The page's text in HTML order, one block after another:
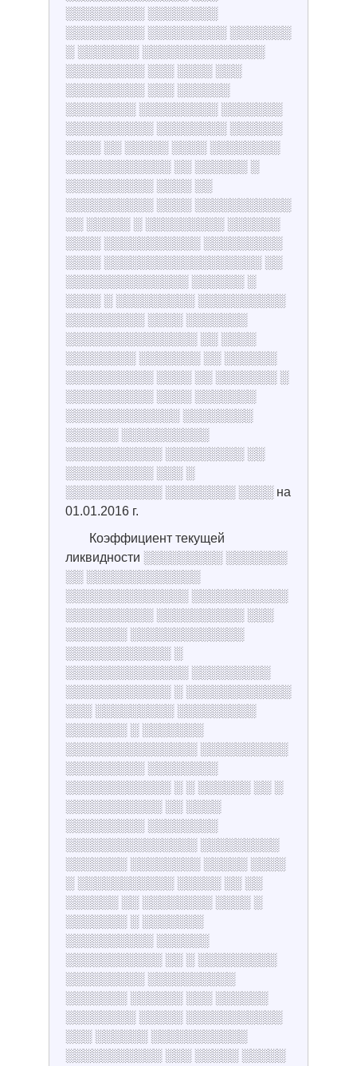
░░░░░░░░░ ░░░░░░░░
░░░░░░░░░ ░░░░░░░░░ ░░░░░░░
░ ░░░░░░░ ░░░░░░░░░░░░░░
░░░░░░░░░ ░░░ ░░░░ ░░░
░░░░░░░░░ ░░░ ░░░░░░
░░░░░░░░ ░░░░░░░░░ ░░░░░░░
░░░░░░░░░░ ░░░░░░░░ ░░░░░░
░░░░ ░░ ░░░░░ ░░░░ ░░░░░░░░
░░░░░░░░░░░░ ░░ ░░░░░░ ░
░░░░░░░░░░ ░░░░ ░░
░░░░░░░░░░ ░░░░ ░░░░░░░░░░░
░░ ░░░░░ ░ ░░░░░░░░░ ░░░░░░
░░░░ ░░░░░░░░░░░ ░░░░░░░░░
░░░░ ░░░░░░░░░░░░░░░░░░ ░░
░░░░░░░░░░░░░░ ░░░░░░ ░
░░░░ ░ ░░░░░░░░░ ░░░░░░░░░░
░░░░░░░░░ ░░░░ ░░░░░░░
░░░░░░░░░░░░░░░ ░░ ░░░░
░░░░░░░░ ░░░░░░░ ░░ ░░░░░░
░░░░░░░░░░ ░░░░ ░░ ░░░░░░░ ░
░░░░░░░░░░ ░░░░ ░░░░░░░
░░░░░░░░░░░░░ ░░░░░░░░
░░░░░░ ░░░░░░░░░░
░░░░░░░░░░░ ░░░░░░░░░ ░░
░░░░░░░░░░ ░░░ ░
░░░░░░░░░░░ ░░░░░░░░ ░░░░ на
01.01.2016 г.
Коэффициент текущей
ликвидности ░░░░░░░░░ ░░░░░░░
░░ ░░░░░░░░░░░░░
░░░░░░░░░░░░░░ ░░░░░░░░░░░
░░░░░░░░░░ ░░░░░░░░░░ ░░░
░░░░░░░ ░░░░░░░░░░░░░
░░░░░░░░░░░░ ░
░░░░░░░░░░░░░░ ░░░░░░░░░
░░░░░░░░░░░░ ░ ░░░░░░░░░░░░
░░░ ░░░░░░░░░ ░░░░░░░░░
░░░░░░░ ░ ░░░░░░░
░░░░░░░░░░░░░░░ ░░░░░░░░░░
░░░░░░░░░ ░░░░░░░░
░░░░░░░░░░░░ ░ ░ ░░░░░░ ░░ ░
░░░░░░░░░░░ ░░ ░░░░
░░░░░░░░░ ░░░░░░░░
░░░░░░░░░░░░░░░ ░░░░░░░░░
░░░░░░░ ░░░░░░░░ ░░░░░ ░░░░
░ ░░░░░░░░░░░ ░░░░░ ░░ ░░
░░░░░░ ░░ ░░░░░░░░ ░░░░ ░
░░░░░░░ ░ ░░░░░░░
░░░░░░░░░░ ░░░░░░
░░░░░░░░░░░ ░░ ░ ░░░░░░░░░
░░░░░░░░░ ░░░░░░░░░░
░░░░░░░ ░░░░░░ ░░░ ░░░░░░
░░░░░░░░ ░░░░░ ░░░░░░░░░░░
░░░ ░░░░░░ ░░░░░░░░░░░
░░░░░░░░░░░ ░░░ ░░░░░ ░░░░░